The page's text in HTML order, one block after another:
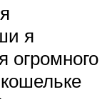
я
огромного